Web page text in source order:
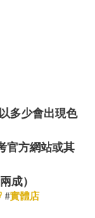
多少會出現色
官方網站或其
成）
#實體店